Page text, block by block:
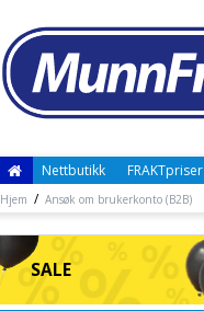
Nettbutikk FRAKTpriser
Hjem / Ansøk om brukerkonto (B2B)
SALE